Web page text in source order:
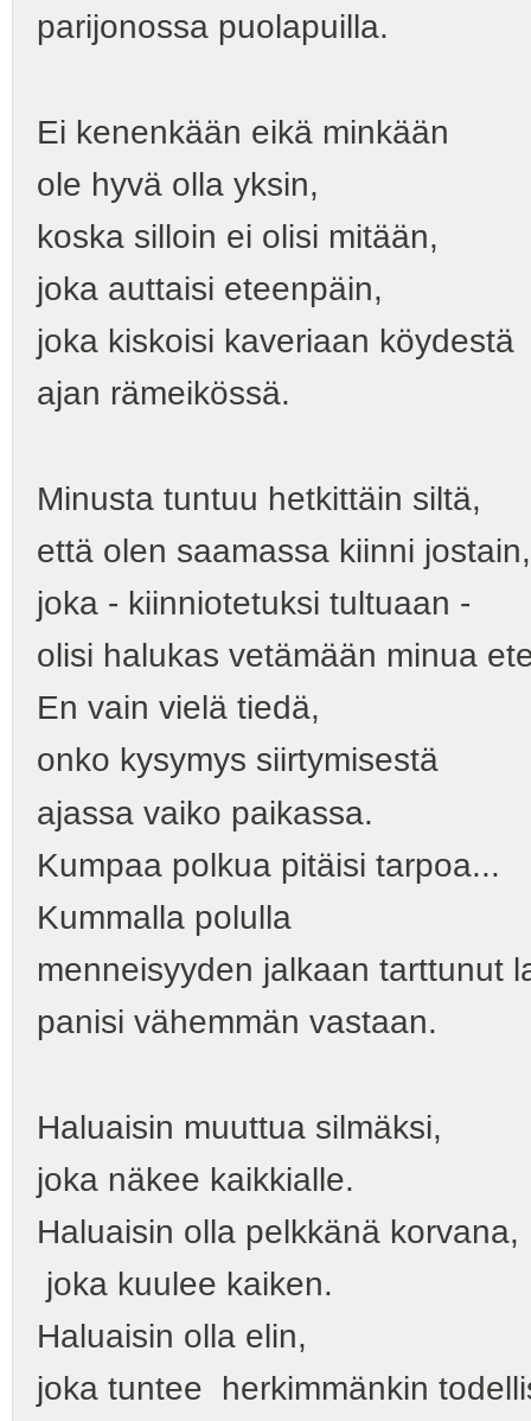
parijonossa puolapuilla.
Ei kenenkään eikä minkään
ole hyvä olla yksin,
koska silloin ei olisi mitään,
joka auttaisi eteenpäin,
joka kiskoisi kaveriaan köydestä
ajan rämeikössä.
Minusta tuntuu hetkittäin siltä,
että olen saamassa kiinni jostain,
joka - kiinniotetuksi tultuaan -
olisi halukas vetämään minua
En vain vielä tiedä,
onko kysymys siirtymisestä
ajassa vaiko paikassa.
Kumpaa polkua pitäisi tarpoa...
Kummalla polulla
menneisyyden jalkaan tarttunut
panisi vähemmän vastaan.
Haluaisin muuttua silmäksi,
joka näkee kaikkialle.
Haluaisin olla pelkkänä korvana,
joka kuulee kaiken.
Haluaisin olla elin,
joka tuntee herkimmänkin